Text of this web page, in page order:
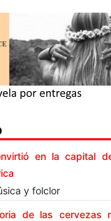
en la capital
y folclor
de las cervezas